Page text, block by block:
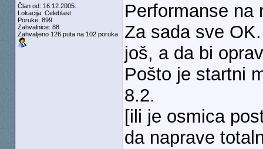
Član od: 16.12.2005.
Lokacija: Celeblast
Poruke: 899
Zahvalnice: 88
Zahvaljeno 126 puta na 102 poruka
Performanse na
Za sada sve
još, a da bi
Pošto je startni
8.2.
[ili je osmica
da naprave